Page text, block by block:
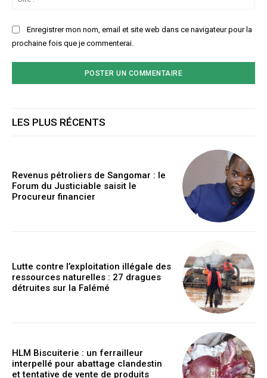
Enregistrer mon nom, email et site web dans ce navigateur pour la
prochaine fois que je commenterai.
LES PLUS RÉCENTS
Revenus pétroliers de Sangomar : le
Forum du Justiciable saisit le
Procureur financier
Lutte contre l’exploitation illégale des
ressources naturelles : 27 dragues
détruites sur la Falémé
HLM Biscuiterie : un ferrailleur
interpellé pour abattage clandestin
et tentative de vente de produits